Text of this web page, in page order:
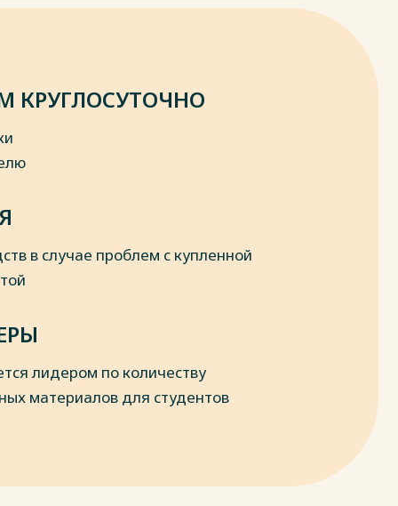
КРУГЛОСУТОЧНО
в случае проблем с купленной
лидером по количеству
материалов для студентов